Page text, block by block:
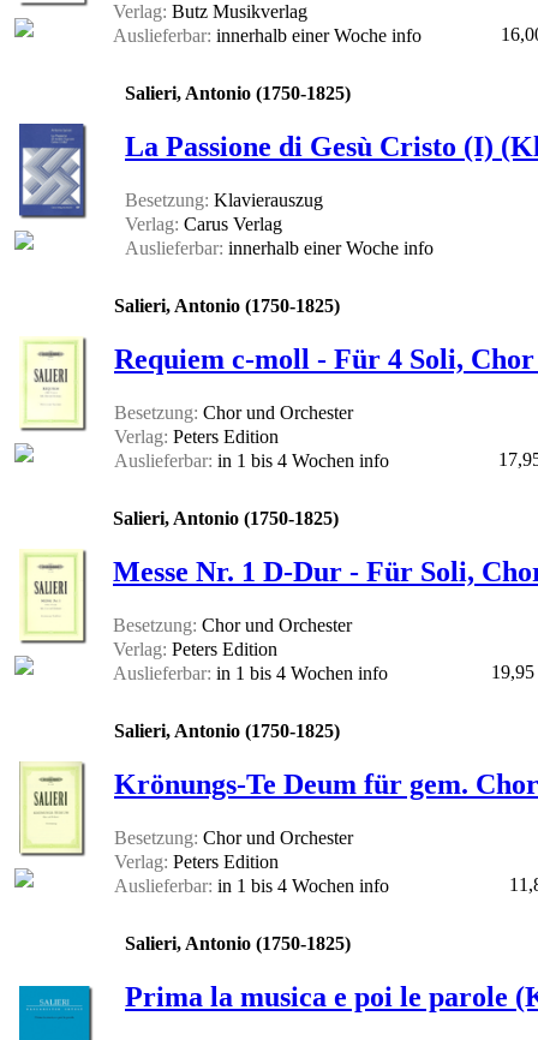
Verlag: Butz Musikverlag
Auslieferbar: innerhalb einer Woche info
Salieri, Antonio (1750-1825)
La Passione di Gesù Cristo (I)
Besetzung: Klavierauszug
Verlag: Carus Verlag
Auslieferbar: innerhalb einer Woche info
Salieri, Antonio (1750-1825)
Requiem c-moll - Für 4 Soli,
Besetzung: Chor und Orchester
Verlag: Peters Edition
Auslieferbar: in 1 bis 4 Wochen info
Salieri, Antonio (1750-1825)
Messe Nr. 1 D-Dur - Für Soli,
Besetzung: Chor und Orchester
Verlag: Peters Edition
Auslieferbar: in 1 bis 4 Wochen info 19,95
Salieri, Antonio (1750-1825)
Krönungs-Te Deum für gem.
Besetzung: Chor und Orchester
Verlag: Peters Edition
Auslieferbar: in 1 bis 4 Wochen info
Salieri, Antonio (1750-1825)
Prima la musica e poi le parole